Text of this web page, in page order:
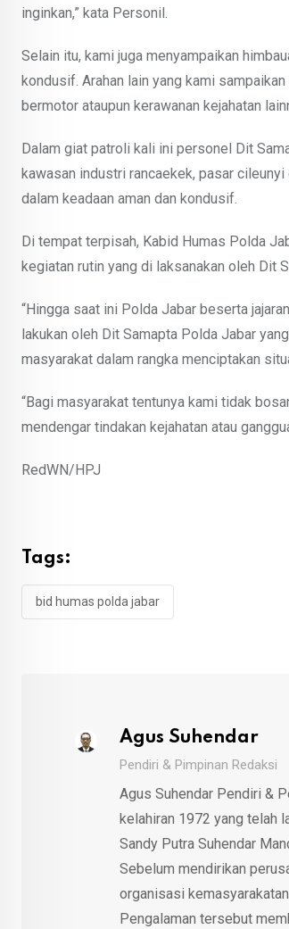
inginkan,” kata Personil.
Selain itu, kami juga menyampaikan
kondusif. Arahan lain yang kami
bermotor ataupun kerawanan kejahatan
Dalam giat patroli kali ini personel Dit
kawasan industri rancaekek, pasar
dalam keadaan aman dan kondusif.
Di tempat terpisah, Kabid Humas Polda
kegiatan rutin yang di laksanakan oleh Dit
“Hingga saat ini Polda Jabar beserta
lakukan oleh Dit Samapta Polda Jabar
masyarakat dalam rangka menciptakan
“Bagi masyarakat tentunya kami tidak
mendengar tindakan kejahatan atau
RedWN/HPJ
Tags:
bid humas polda jabar
Agus Suhendar
Pendiri & Pimpinan Redaksi
Agus Suhendar Pendiri &
kelahiran 1972 yang telah
Sandy Putra Suhendar
Sebelum mendirikan
organisasi
Pengalaman tersebut